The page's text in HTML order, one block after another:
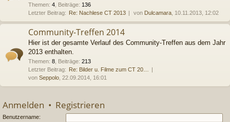
Themen: 4 Beiträge: 136
Letzter Beitrag: Re: Nachlese CT 2013 von Dulcamara , 10.11.2013, 12:02
Community-Treffen 2014
Hier ist der gesamte Verlauf des Community-Treffen aus dem Jahr
2013 enthalten.
Themen: 8 Beiträge: 213
Letzter Beitrag: Re: Bilder u. Filme zum CT 20…
von Seppolo , 22.09.2014, 16:01
Anmelden • Registrieren
Benutzername: